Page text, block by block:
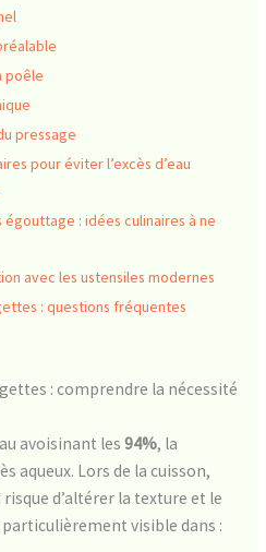
poêle
pressage
pour éviter l’excès d’eau
: idées culinaires à ne
avec les ustensiles modernes
: questions fréquentes
: comprendre la nécessité
avoisinant les 94%, la
aqueux. Lors de la cuisson,
d’altérer la texture et le
visible dans :